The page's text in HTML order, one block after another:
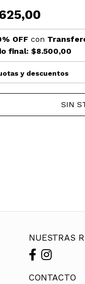
OFF con
final: $8.500,00
y descuentos
SIN
NUESTRAS
CONTACTO